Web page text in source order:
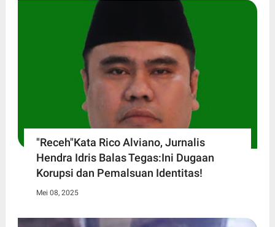
"Receh"Kata Rico Alviano, Jurnalis
Hendra Idris Balas Tegas:Ini Dugaan
Korupsi dan Pemalsuan Identitas!
Mei 08, 2025